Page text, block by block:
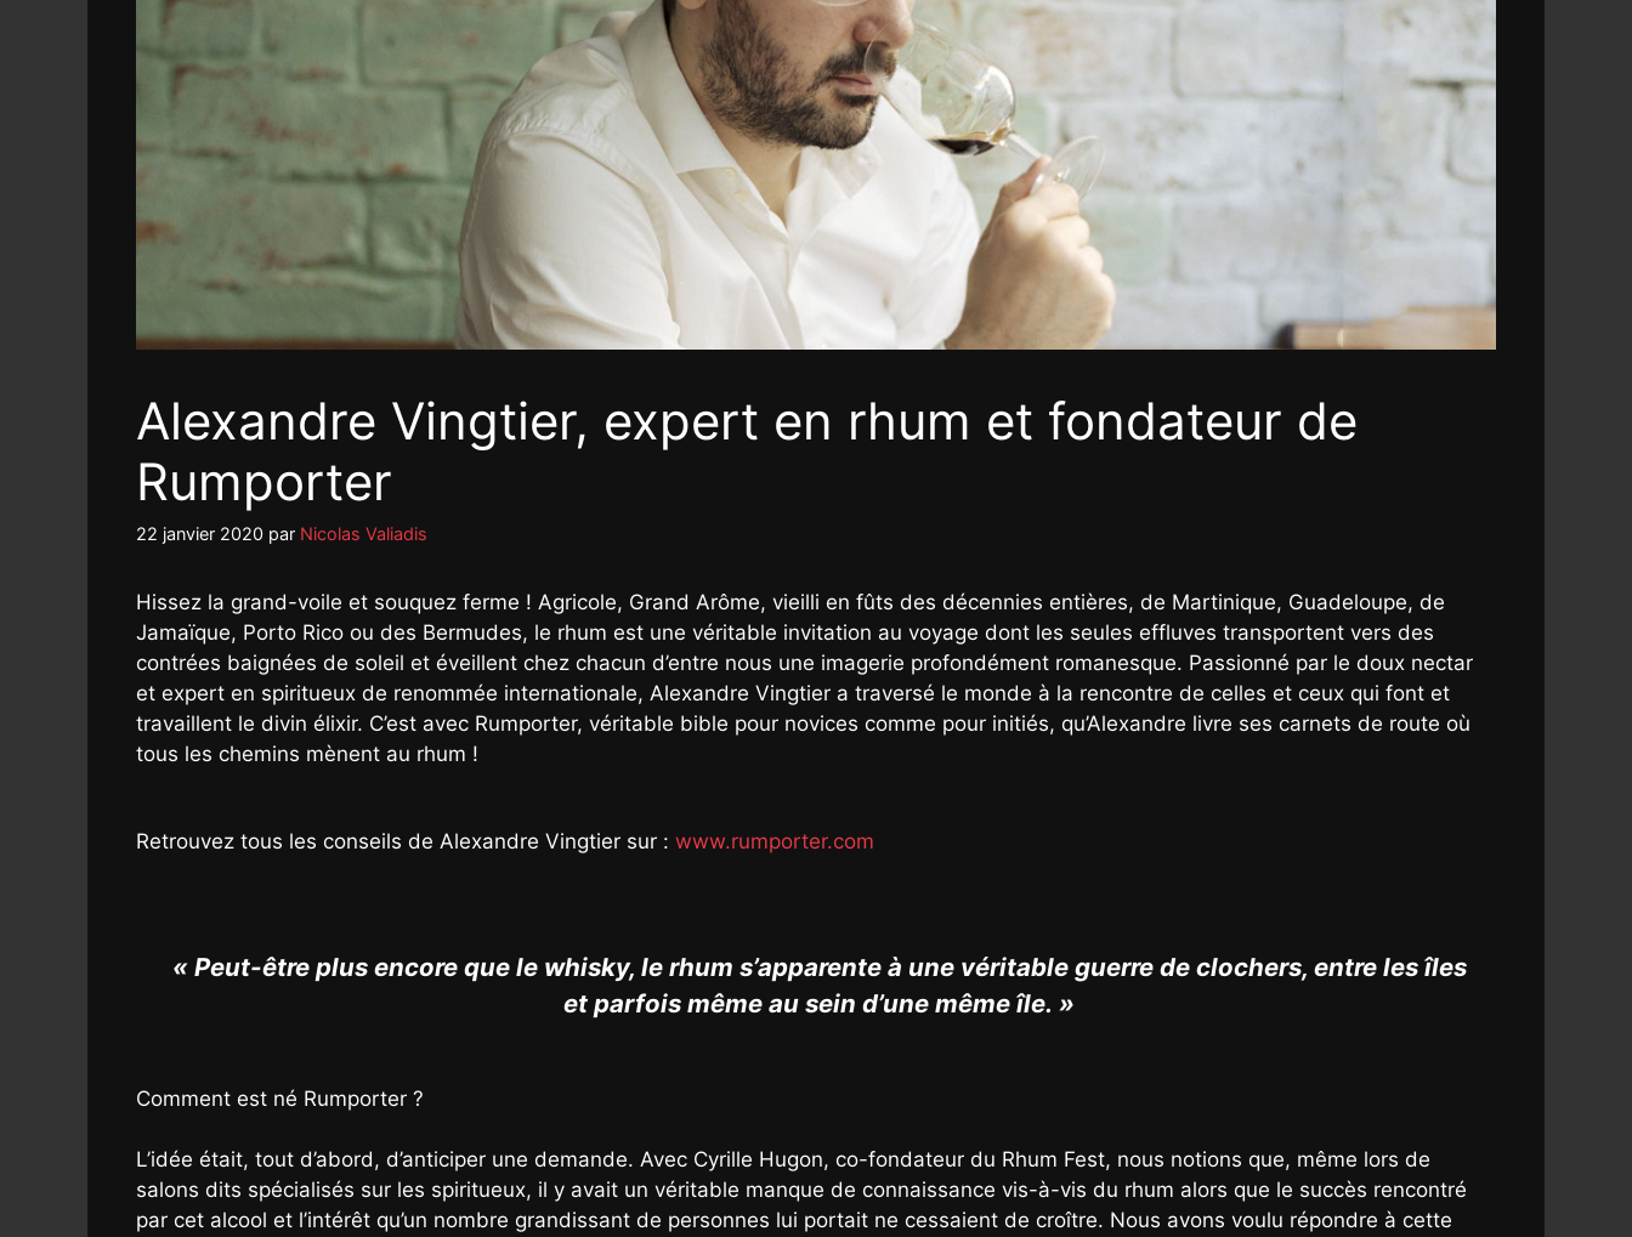
Alexandre Vingtier, expert en rhum et fondateur de
Rumporter
22 janvier 2020 par Nicolas Valiadis
Hissez la grand-voile et souquez ferme ! Agricole, Grand Arôme, vieilli en fûts des décennies entières, de Martinique, Guadeloupe, de
Jamaïque, Porto Rico ou des Bermudes, le rhum est une véritable invitation au voyage dont les seules effluves transportent vers des
contrées baignées de soleil et éveillent chez chacun d’entre nous une imagerie profondément romanesque. Passionné par le doux nectar
et expert en spiritueux de renommée internationale, Alexandre Vingtier a traversé le monde à la rencontre de celles et ceux qui font et
travaillent le divin élixir. C’est avec Rumporter, véritable bible pour novices comme pour initiés, qu’Alexandre livre ses carnets de route où
tous les chemins mènent au rhum !
Retrouvez tous les conseils de Alexandre Vingtier sur : www.rumporter.com
« Peut-être plus encore que le whisky, le rhum s’apparente à une véritable guerre de clochers, entre les îles
et parfois même au sein d’une même île. »
Comment est né Rumporter ?
L’idée était, tout d’abord, d’anticiper une demande. Avec Cyrille Hugon, co-fondateur du Rhum Fest, nous notions que, même lors de
salons dits spécialisés sur les spiritueux, il y avait un véritable manque de connaissance vis-à-vis du rhum alors que le succès rencontré
par cet alcool et l’intérêt qu’un nombre grandissant de personnes lui portait ne cessaient de croître. Nous avons voulu répondre à cette